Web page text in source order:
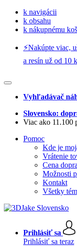
k navigácii
k obsahu
k nákupnému
⚡️Nakúpte viac,
a resín už od 10
Vyhľadávač
Slovensko:
Viac ako 11.100
Pomoc
Kde je
Vrátenie
Cena
Možnosti
Kontakt
Všetky
Prihlásiť sa
Prihlásiť sa teraz